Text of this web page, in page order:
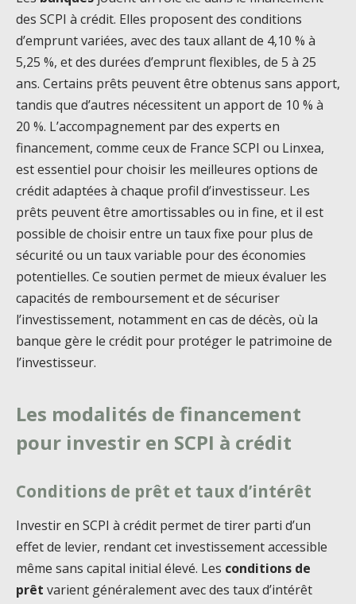
des SCPI à crédit. Elles proposent des conditions
d’emprunt variées, avec des taux allant de 4,10 % à
5,25 %, et des durées d’emprunt flexibles, de 5 à 25
ans. Certains prêts peuvent être obtenus sans apport,
tandis que d’autres nécessitent un apport de 10 % à
20 %. L’accompagnement par des experts en
financement, comme ceux de France SCPI ou Linxea,
est essentiel pour choisir les meilleures options de
crédit adaptées à chaque profil d’investisseur. Les
prêts peuvent être amortissables ou in fine, et il est
possible de choisir entre un taux fixe pour plus de
sécurité ou un taux variable pour des économies
potentielles. Ce soutien permet de mieux évaluer les
capacités de remboursement et de sécuriser
l’investissement, notamment en cas de décès, où la
banque gère le crédit pour protéger le patrimoine de
l’investisseur.
Les modalités de financement
pour investir en SCPI à crédit
Conditions de prêt et taux d’intérêt
Investir en SCPI à crédit permet de tirer parti d’un
effet de levier, rendant cet investissement accessible
même sans capital initial élevé. Les conditions de
prêt varient généralement avec des taux d’intérêt